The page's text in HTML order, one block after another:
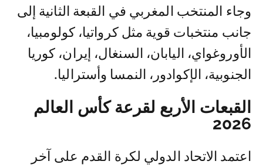
وجاء المنتخب المغربي في القبعة الثانية إلى
جانب منتخبات قوية مثل كرواتيا، كولومبيا،
الأوروغواي، اليابان، السنغال، إيران، كوريا
الجنوبية، الإكوادور، النمسا وأستراليا.
القبعات الأربع لقرعة كأس العالم
2026
اعتمد الاتحاد الدولي لكرة القدم على آخر